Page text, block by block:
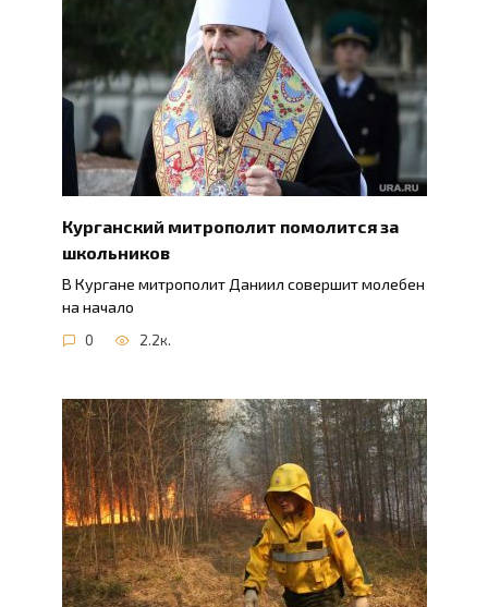
Курганский митрополит помолится за
школьников
В Кургане митрополит Даниил совершит молебен
на начало
0 2.2к.